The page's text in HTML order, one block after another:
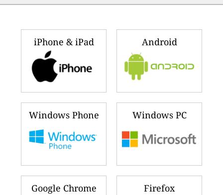
iPhone & iPad Android
Windows Phone Windows PC
Google Chrome Firefox